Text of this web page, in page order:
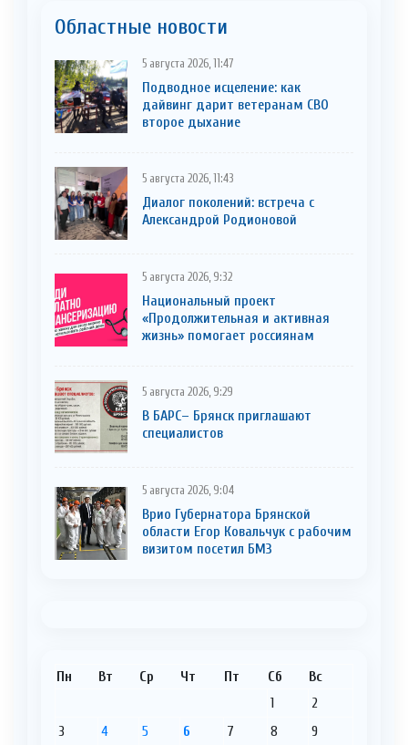
Областные новости
5 августа 2026, 11:47
Подводное исцеление: как
дайвинг дарит ветеранам СВО
второе дыхание
5 августа 2026, 11:43
Диалог поколений: встреча с
Александрой Родионовой
5 августа 2026, 9:32
Национальный проект
«Продолжительная и активная
жизнь» помогает россиянам
5 августа 2026, 9:29
В БАРС– Брянcк приглaшают
cпециaлистoв
5 августа 2026, 9:04
Врио Губернатора Брянской
области Егор Ковальчук с рабочим
визитом посетил БМЗ
Пн Вт Ср Чт Пт Сб Вс
1
2
3
4 5 6 7 8
9